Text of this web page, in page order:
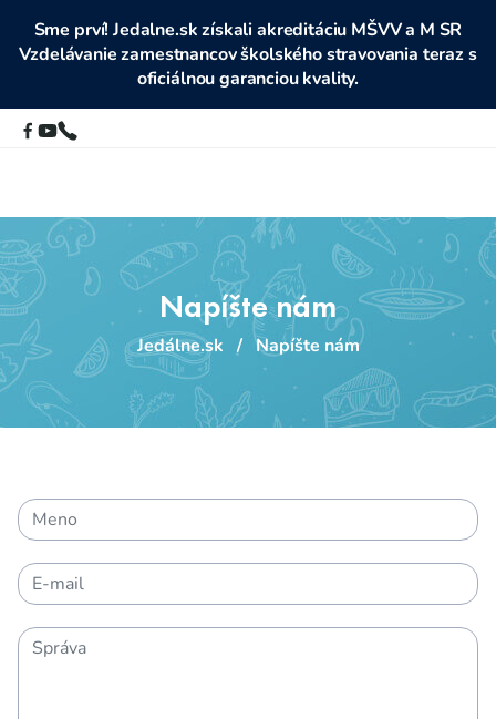
Sme prví! Jedalne.sk získali akreditáciu MŠVV a M SR
Vzdelávanie zamestnancov školského stravovania teraz s
oficiálnou garanciou kvality.
Napíšte nám
Jedálne.sk / Napíšte nám